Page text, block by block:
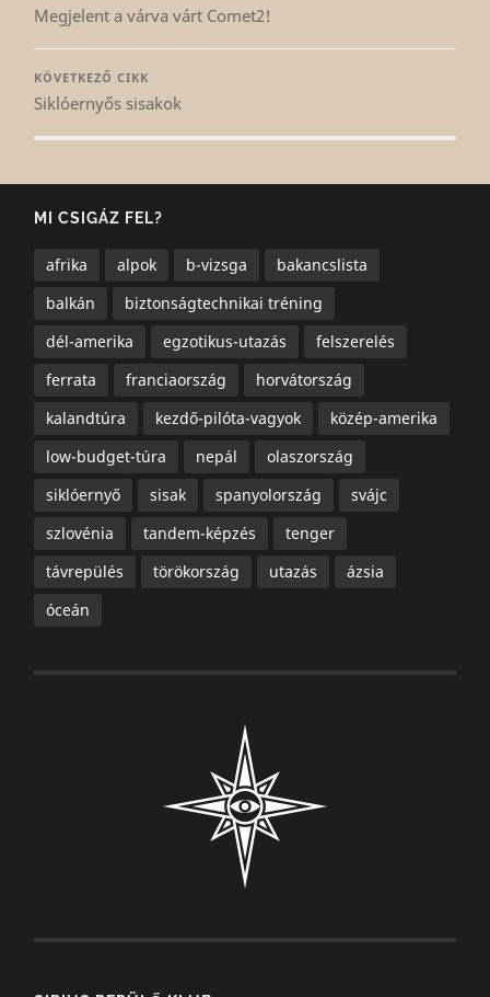
Megjelent a várva várt Comet2!
KÖVETKEZŐ CIKK
Siklóernyős sisakok
MI CSIGÁZ FEL?
afrika alpok b-vizsga
bakancslista
balkán
biztonságtechnikai tréning
dél-amerika
egzotikus-utazás
felszerelés
ferrata
franciaország
horvátország
kalandtúra
kezdő-pilóta-vagyok
közép-amerika
low-budget-túra
nepál
olaszország
siklóernyő
sisak spanyolország
svájc
szlovénia
tandem-képzés
tenger
távrepülés
törökország utazás
ázsia
óceán